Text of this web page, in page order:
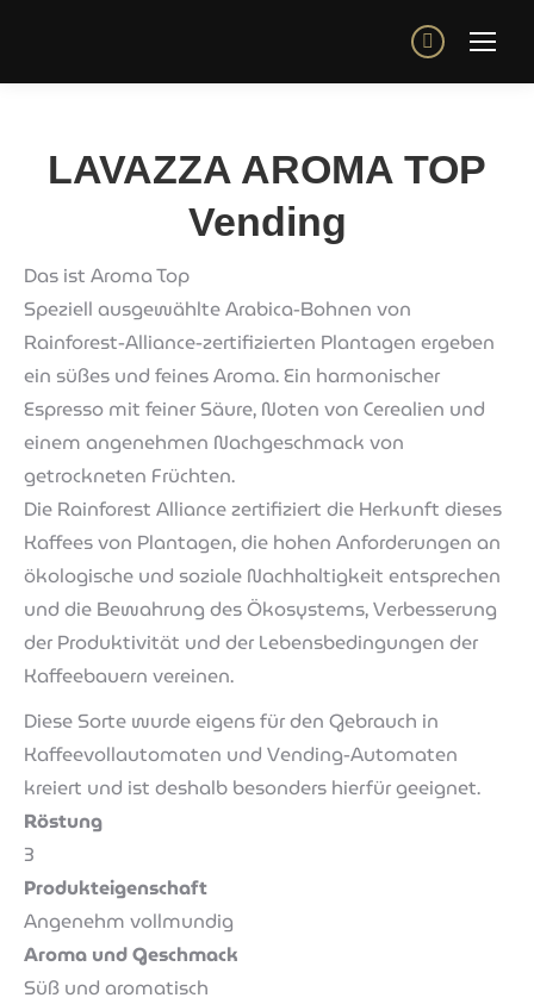
Instagram
page
in
new
LAVAZZA AROMA TOP
Vending
Das ist Aroma Top
Speziell ausgewählte Arabica-Bohnen von
Rainforest-Alliance-zertifizierten Plantagen ergeben
ein süßes und feines Aroma. Ein harmonischer
Espresso mit feiner Säure, Noten von Cerealien und
einem angenehmen Nachgeschmack von
getrockneten Früchten.
Die Rainforest Alliance zertifiziert die Herkunft dieses
Kaffees von Plantagen, die hohen Anforderungen an
ökologische und soziale Nachhaltigkeit entsprechen
und die Bewahrung des Ökosystems, Verbesserung
der Produktivität und der Lebensbedingungen der
Kaffeebauern vereinen.
Diese Sorte wurde eigens für den Gebrauch in
Kaffeevollautomaten und Vending-Automaten
kreiert und ist deshalb besonders hierfür geeignet.
Röstung
3
Produkteigenschaft
Angenehm vollmundig
Aroma und Geschmack
Süß und aromatisch